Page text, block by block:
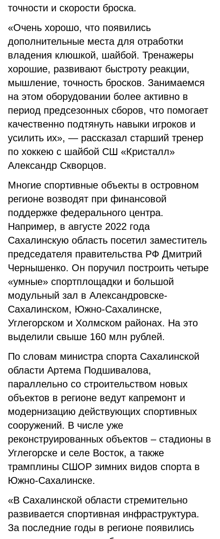
точности и скорости броска.
«Очень хорошо, что появились
дополнительные места для отработки
владения клюшкой, шайбой. Тренажеры
хорошие, развивают быстроту реакции,
мышление, точность бросков. Занимаемся
на этом оборудовании более активно в
период предсезонных сборов, что помогает
качественно подтянуть навыки игроков и
усилить их», — рассказал старший тренер
по хоккею с шайбой СШ «Кристалл»
Александр Скворцов.
Многие спортивные объекты в островном
регионе возводят при финансовой
поддержке федерального центра.
Например, в августе 2022 года
Сахалинскую область посетил заместитель
председателя правительства РФ Дмитрий
Чернышенко. Он поручил построить четыре
«умные» спортплощадки и большой
модульный зал в Александровске-
Сахалинском, Южно-Сахалинске,
Углегорском и Холмском районах. На это
выделили свыше 160 млн рублей.
По словам министра спорта Сахалинской
области Артема Подшивалова,
параллельно со строительством новых
объектов в регионе ведут капремонт и
модернизацию действующих спортивных
сооружений. В числе уже
реконструированных объектов – стадионы в
Углегорске и селе Восток, а также
трамплины СШОР зимних видов спорта в
Южно-Сахалинске.
«В Сахалинской области стремительно
развивается спортивная инфраструктура.
За последние годы в регионе появились